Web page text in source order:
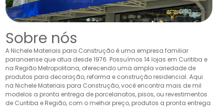
Sobre nós
A Nichele Materiais para Construção é uma empresa familiar
paranaense que atua desde 1976. Possuímos 14 lojas em Curitiba e
na Região Metropolitana, oferecendo uma ampla variedade de
produtos para decoração, reforma e construção residencial. Aqui
na Nichele Materiais para Construção, você encontra mais de mil
modelos a pronta entrega de porcelanatos, pisos, ou revestimentos
de Curitiba e Região, com o melhor preço, produtos a pronta entrega